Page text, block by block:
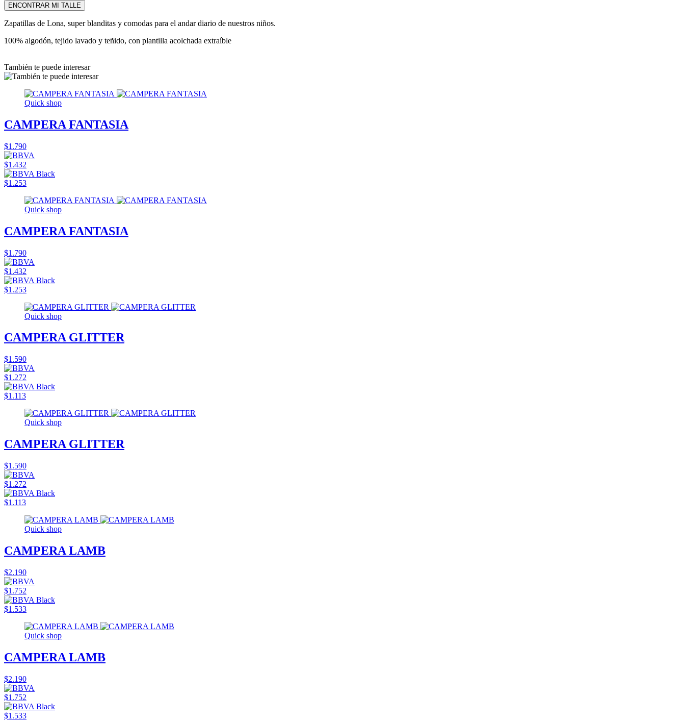
ENCONTRAR MI TALLE
Zapatillas de Lona, super blanditas y comodas para el andar diario de nuestros niños.
100% algodón, tejido lavado y teñido, con plantilla acolchada extraíble
También te puede interesar
Quick shop
CAMPERA FANTASIA
$1.790
$1.432
$1.253
Quick shop
CAMPERA FANTASIA
$1.790
$1.432
$1.253
Quick shop
CAMPERA GLITTER
$1.590
$1.272
$1.113
Quick shop
CAMPERA GLITTER
$1.590
$1.272
$1.113
Quick shop
CAMPERA LAMB
$2.190
$1.752
$1.533
Quick shop
CAMPERA LAMB
$2.190
$1.752
$1.533